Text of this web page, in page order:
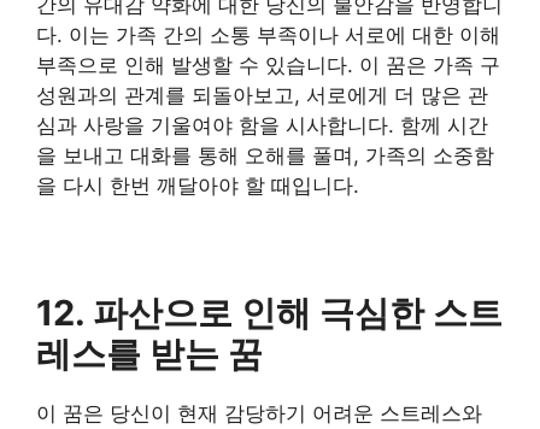
다. 이는 가족 간의 소통 부족이나 서로에 대한 이해
부족으로 인해 발생할 수 있습니다. 이 꿈은 가족 구
성원과의 관계를 되돌아보고, 서로에게 더 많은 관
심과 사랑을 기울여야 함을 시사합니다. 함께 시간
을 보내고 대화를 통해 오해를 풀며, 가족의 소중함
을 다시 한번 깨달아야 할 때입니다.
12. 파산으로 인해 극심한 스트
레스를 받는 꿈
이 꿈은 당신이 현재 감당하기 어려운 스트레스와